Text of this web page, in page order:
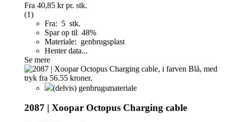
Fra 40,85 krpr. stk.
(1)
Fra: 5 stk.
Spar op til 48%
Materiale: genbrugsplast
Henter data...
Se mere
(delvis) genbrugsmateriale
2087 | Xoopar Octopus Charging cable